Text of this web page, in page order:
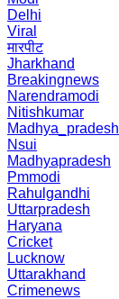
Delhi
Viral
मारपीट
Jharkhand
Breakingnews
Narendramodi
Nitishkumar
Madhya_pradesh
Nsui
Madhyapradesh
Pmmodi
Rahulgandhi
Uttarpradesh
Haryana
Cricket
Lucknow
Uttarakhand
Crimenews